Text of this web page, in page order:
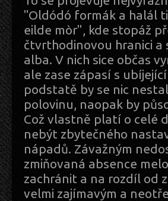
"Oldódó formák a halál
eilde mòr", kde stopáž
čtvrthodinovou hranici
alba. V nich sice občas
ale zase zápasí s
podstatě by se nic
polovinu, naopak by
Což vlastně platí o celé
nebýt zbytečného
nápadů. Závažným
zmiňovaná absence
zachránit a na rozdíl od
velmi zajímavým a